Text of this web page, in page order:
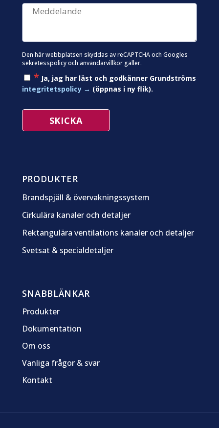
Den här webbplatsen skyddas av reCAPTCHA och Googles
sekretesspolicyoch användarvillkorgäller.
*Ja, jag har läst och godkänner Grundströms
integritetspolicy
(öppnas i ny flik).
PRODUKTER
Brandspjäll & övervakningssystem
Cirkulära kanaler och detaljer
Rektangulära ventilations kanaler och detaljer
Svetsat & specialdetaljer
SNABBLÄNKAR
Produkter
Dokumentation
Om oss
Vanliga frågor & svar
Kontakt